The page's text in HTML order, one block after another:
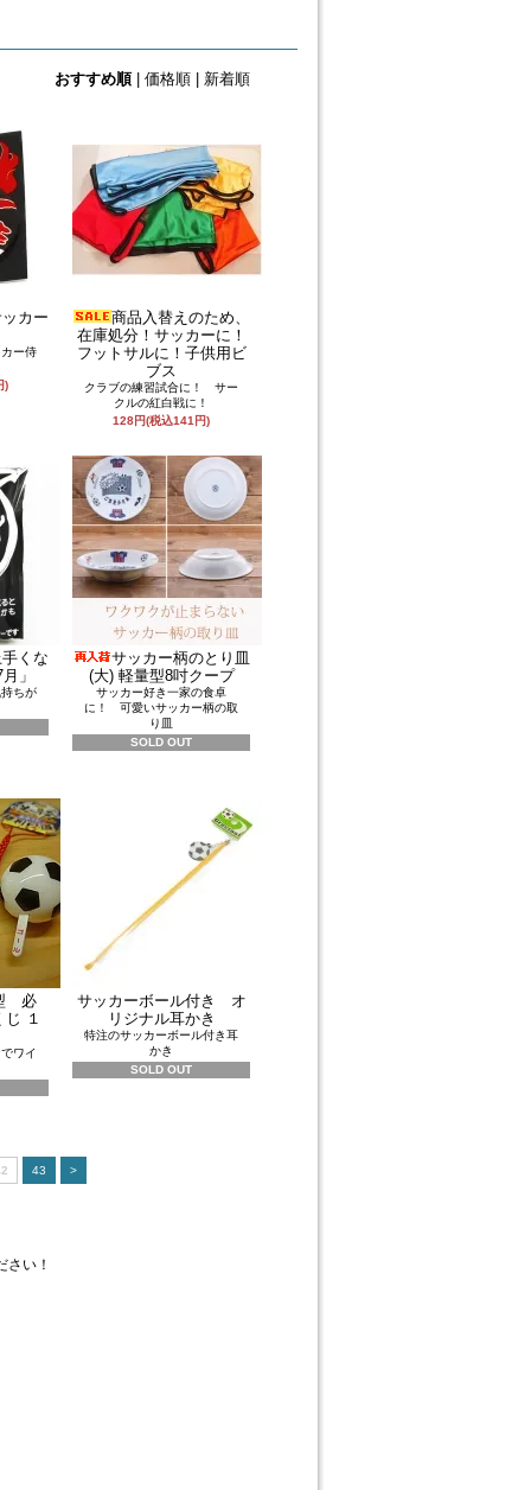
おすすめ順| 価格順 新着順
カー
ー侍
)
商品入替えのため、
在庫処分！サッカーに！
フットサルに！子供用ビ
ブス
クラブの練習試合に！ サー
クルの紅白戦に！
128円(税込141円)
くな
」
ちが
サッカー柄のとり皿
(大) 軽量型8吋クープ
サッカー好き一家の食卓
に！ 可愛いサッカー柄の取
り皿
SOLD OUT
必
じ １
ワイ
サッカーボール付き オ
リジナル耳かき
特注のサッカーボール付き耳
かき
SOLD OUT
43 >
い！